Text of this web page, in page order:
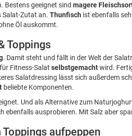
Bestens geeignet sind magere
Salat-Zutat an. Thunfisch ist ebenfalls
Öl auskommt.
Toppings
. Damit steht und fällt in der Welt der
Fitness-Salat selbstgemachtwird.
Salatdressing lässt sich außerdem
beliebte Komponenten.
Und als Alternative zum
ebenfalls ausprobieren. Mit Salz aber
aufpeppen